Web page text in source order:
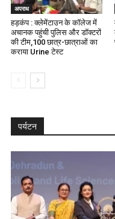
अपराध
हड़कंप : क्लेमेंटाउन के कॉलेज में
अचानक पहुंची पुलिस और डॉक्टरों
की टीम,100 छात्र-छात्राओं का
कराया Urine टेस्ट
पर्यटन